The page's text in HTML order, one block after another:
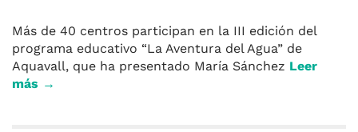
Más de 40 centros participan en la III edición del
programa educativo “La Aventura del Agua” de
Aquavall, que ha presentado María Sánchez Leer
más →